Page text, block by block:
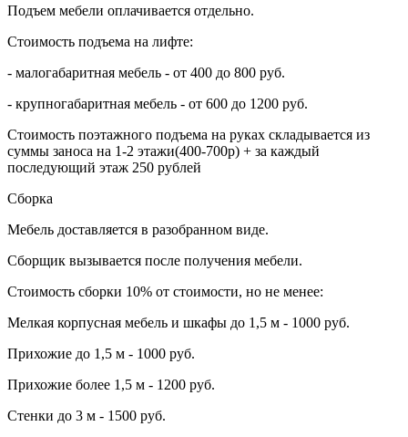
Подъем мебели оплачивается отдельно.
Стоимость подъема на лифте:
- малогабаритная мебель - от 400 до 800 руб.
- крупногабаритная мебель - от 600 до 1200 руб.
Стоимость поэтажного подъема на руках складывается из
суммы заноса на 1-2 этажи(400-700р) + за каждый
последующий этаж 250 рублей
Сборка
Мебель доставляется в разобранном виде.
Сборщик вызывается после получения мебели.
Стоимость сборки 10% от стоимости, но не менее:
Мелкая корпусная мебель и шкафы до 1,5 м - 1000 руб.
Прихожие до 1,5 м - 1000 руб.
Прихожие более 1,5 м - 1200 руб.
Стенки до 3 м - 1500 руб.